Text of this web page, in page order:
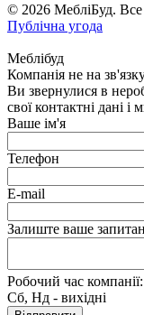
© 2026 МебліБуд. Все
Публічна угода
Меблібуд
Компанія не на
Ви звернулися в
свої контактні дані
Ваше ім'я
Телефон
E-mail
Залиште ваше
Робочий час
Сб, Нд - вихідні